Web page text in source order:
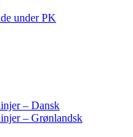
under PK
– Dansk
– Grønlandsk